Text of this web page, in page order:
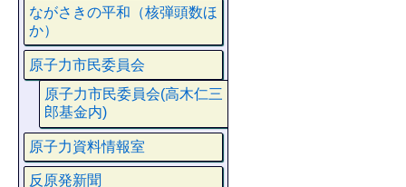
ながさきの平和（核弾頭数ほ
か）
原子力市民委員会
原子力市民委員会(高木仁三
郎基金内)
原子力資料情報室
反原発新聞